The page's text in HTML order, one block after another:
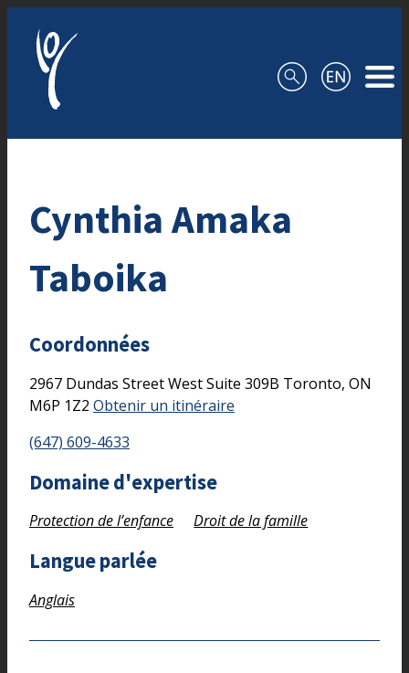
Cynthia Amaka
Taboika
Coordonnées
2967 Dundas Street WestSuite 309B Toronto, ON
M6P 1Z2 Obtenir un itinéraire
(647) 609-4633
Domaine d'expertise
Protection de l’enfance Droit de la famille
Langue parlée
Anglais